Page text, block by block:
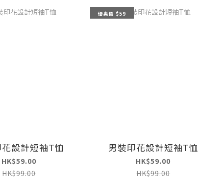
設計短袖T恤
HK$59.00
HK$99.00
優惠價 $59
男裝印花設計短袖T恤
HK$59.00
HK$99.00